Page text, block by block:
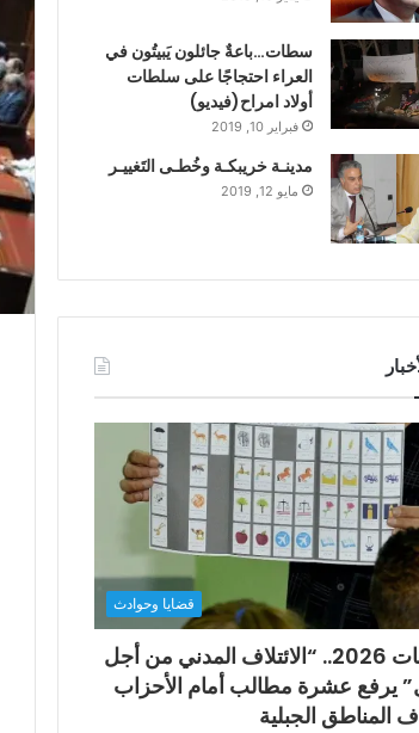
سطات…باعةٌ جائلون يَبيتُون في
العراء احتجاجًا على سلطات
أولاد امراح(فيديو)
فبراير 10, 2019
مدينـة خريبكـة وخُطـى التَغييـر
مايو 12, 2019
قضايا وحوادث
انتخابات 2026.. “الائتلاف المدني من أجل
يرفع عشرة مطالب أمام الأحزاب
المناطق الجبلية